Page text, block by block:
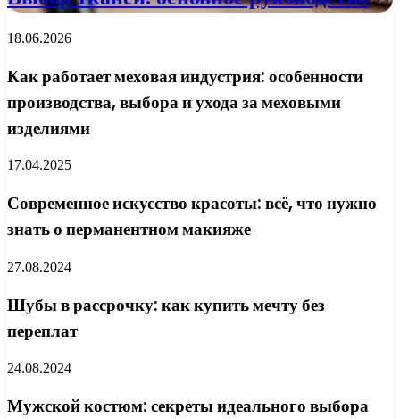
18.06.2026
Как работает меховая индустрия: особенности
производства, выбора и ухода за меховыми
изделиями
17.04.2025
Современное искусство красоты: всё, что нужно
знать о перманентном макияже
27.08.2024
Шубы в рассрочку: как купить мечту без
переплат
24.08.2024
Мужской костюм: секреты идеального выбора